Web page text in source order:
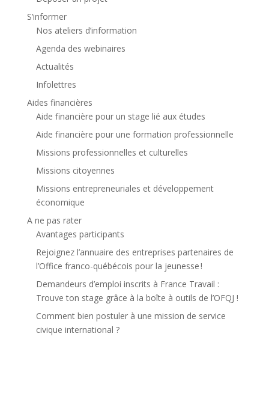
S’informer
Nos ateliers d’information
Agenda des webinaires
Actualités
Infolettres
Aides financières
Aide financière pour un stage lié aux études
Aide financière pour une formation professionnelle
Missions professionnelles et culturelles
Missions citoyennes
Missions entrepreneuriales et développement
économique
A ne pas rater
Avantages participants
Rejoignez l’annuaire des entreprises partenaires de
l’Office franco-québécois pour la jeunesse !
Demandeurs d’emploi inscrits à France Travail :
Trouve ton stage grâce à la boîte à outils de l’OFQJ !
Comment bien postuler à une mission de service
civique international ?